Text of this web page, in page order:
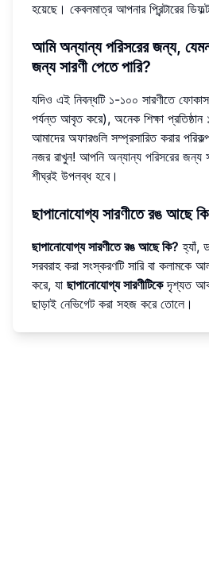
হয়েছে। কেবলমাত্র আপনার প্রিন্টারের
আমি অন্যান্য পরিসরের জন্য,
জন্য সারণী পেতে পারি?
যদিও এই নিবন্ধটি ১-১০০ সারণীতে
পর্যন্ত আবৃত করে), অনেক শিক্ষা প্রতিষ্ঠান
আমাদের অফারগুলি সম্প্রসারিত করার
নজর রাখুন! আপনি অন্যান্য পরিসরের জন্য
শীঘ্রই উপলব্ধ হবে।
ছাপানোযোগ্য সারণীতে রঙ আছে
ছাপানোযোগ্য সারণীতে রঙ আছে কি? হ্যাঁ,
সরবরাহ করা সংস্করণটি সারি বা কলামকে
করে, যা ছাপানোযোগ্য সারণীটিকেদৃশ্যত
ছাড়াই নেভিগেট করা সহজ করে তোলে।